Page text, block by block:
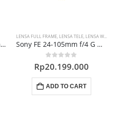
Fujinon Lens GF 100-200mm F5.6 R LM OIS WR (GFX)
LENSA FULL FRAME, LENSA TELE, LENSA WIDE
Sony FE 24-105mm f/4 G OSS Lens
0 out of 5
Rp20.199.000
ADD TO CART